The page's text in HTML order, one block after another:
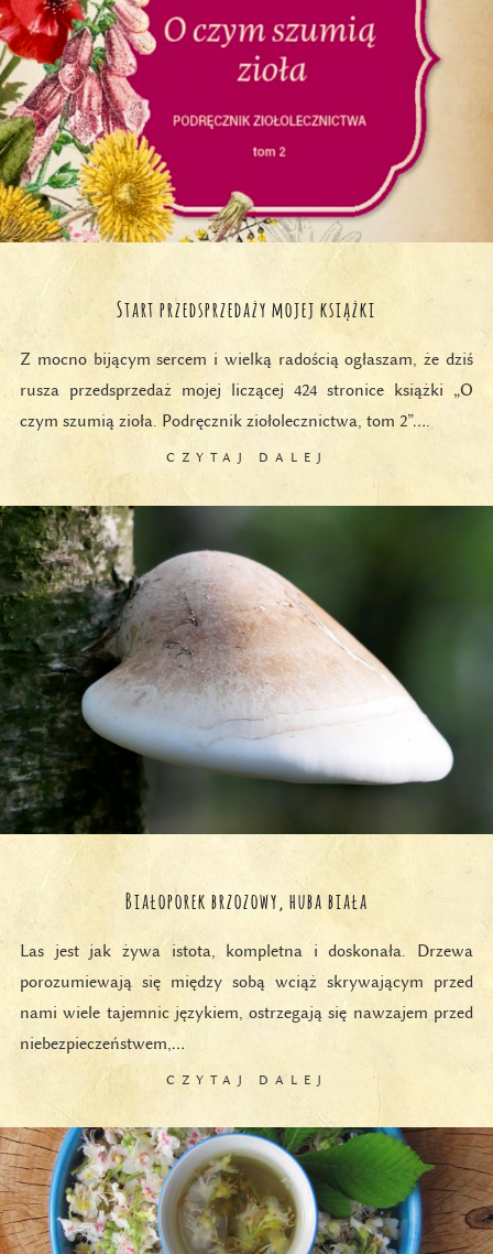
Start przedsprzedaży mojej książki
Z mocno bijącym sercem i wielką radością ogłaszam, że dziś
rusza przedsprzedaż mojej liczącej 424 stronice książki „O
czym szumią zioła. Podręcznik ziołolecznictwa, tom 2”….
CZYTAJ DALEJ
Białoporek brzozowy, huba biała
Las jest jak żywa istota, kompletna i doskonała. Drzewa
porozumiewają się między sobą wciąż skrywającym przed
nami wiele tajemnic językiem, ostrzegają się nawzajem przed
niebezpieczeństwem,…
CZYTAJ DALEJ